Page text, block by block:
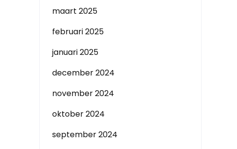
maart 2025
februari 2025
januari 2025
december 2024
november 2024
oktober 2024
september 2024